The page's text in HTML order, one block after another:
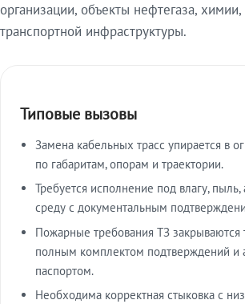
организации, объекты нефтегаза,
транспортной инфраструктуры.
Типовые вызовы
Замена кабельных трасс упирается в
по габаритам, опорам и траектории.
Требуется исполнение под влагу, пыль,
среду с документальным
Пожарные требования ТЗ закрываются
полным комплектом подтверждений и
паспортом.
Необходима корректная стыковка с